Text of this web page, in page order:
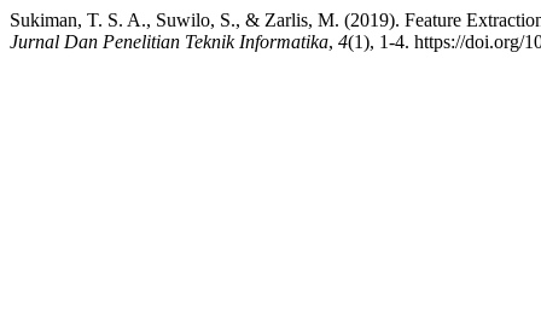
Sukiman, T. S. A., Suwilo, S., & Zarlis, M. (2019). Feature
Jurnal Dan Penelitian Teknik Informatika, 4(1), 1-4. https://doi.org/